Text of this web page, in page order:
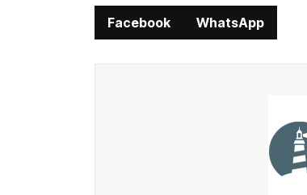
Facebook WhatsApp